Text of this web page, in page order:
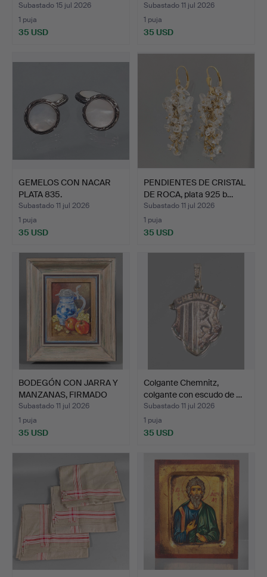
Subastado 15 jul 2026
1 puja
35 USD
Subastado 11 jul 2026
1 puja
35 USD
GEMELOS CON NACAR
PLATA 835.
Subastado 11 jul 2026
1 puja
35 USD
PENDIENTES DE CRISTAL
DE ROCA, plata 925 b…
Subastado 11 jul 2026
1 puja
35 USD
BODEGÓN CON JARRA Y
MANZANAS, FIRMADO
KÖBE…
Subastado 11 jul 2026
1 puja
35 USD
Colgante Chemnitz,
colgante con escudo de …
Subastado 11 jul 2026
1 puja
35 USD